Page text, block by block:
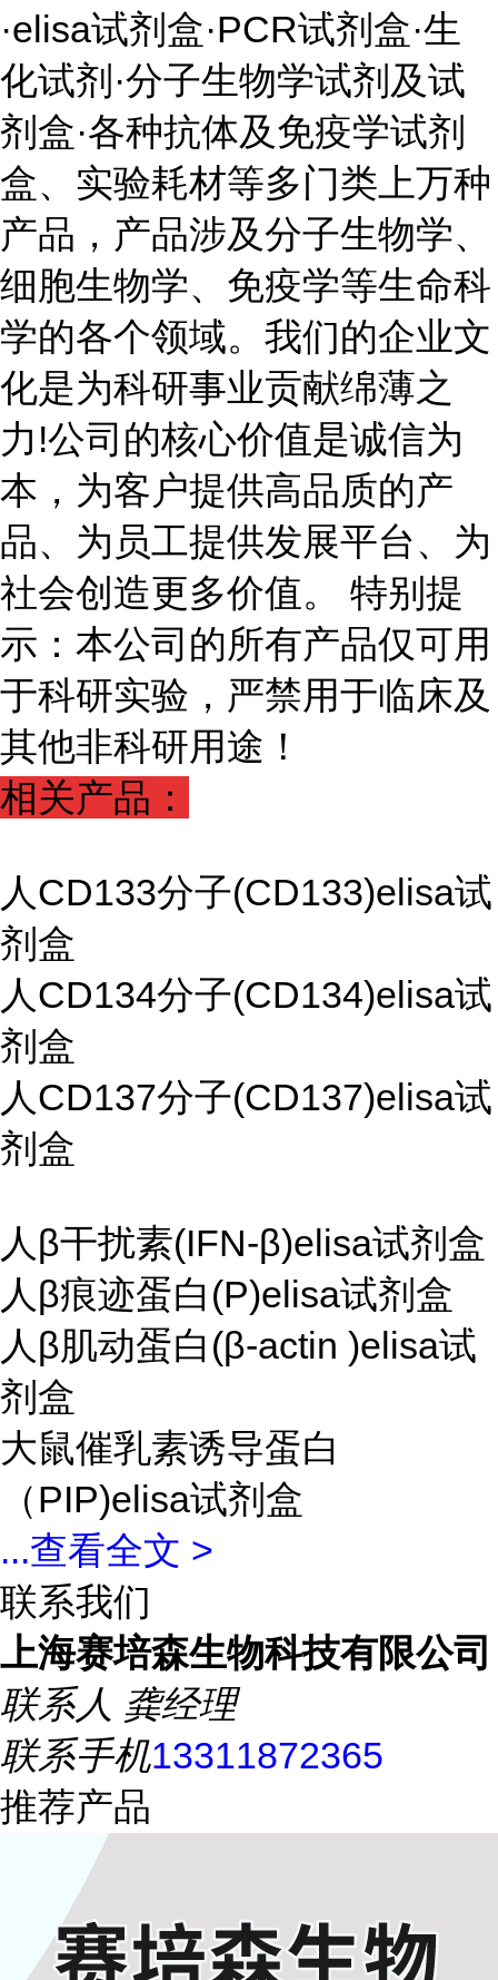
·elisa试剂盒·PCR试剂盒·生
化试剂·分子生物学试剂及试
剂盒·各种抗体及免疫学试剂
盒、实验耗材等多门类上万种
产品，产品涉及分子生物学、
细胞生物学、免疫学等生命科
学的各个领域。我们的企业文
化是为科研事业贡献绵薄之
力!公司的核心价值是诚信为
本，为客户提供高品质的产
品、为员工提供发展平台、为
社会创造更多价值。 特别提
示：本公司的所有产品仅可用
于科研实验，严禁用于临床及
其他非科研用途！
相关产品：
人CD133分子(CD133)elisa试
剂盒
人CD134分子(CD134)elisa试
剂盒
人CD137分子(CD137)elisa试
剂盒
人β干扰素(IFN-β)elisa试剂盒
人β痕迹蛋白(P)elisa试剂盒
人β肌动蛋白(β-actin )elisa试
剂盒
大鼠催乳素诱导蛋白
（PIP)elisa试剂盒
...查看全文 >
联系我们
上海赛培森生物科技有限公司
联系人 龚经理
联系手机13311872365
推荐产品